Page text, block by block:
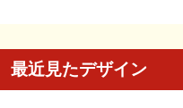
最近見たデザイン